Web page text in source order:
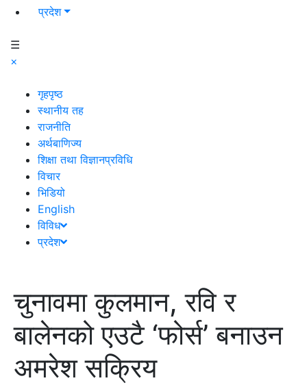
प्रदेश
☰
×
गृहपृष्ठ
स्थानीय तह
राजनीति
अर्थबाणिज्य
शिक्षा तथा विज्ञानप्रविधि
विचार
भिडियो
English
विविध
प्रदेश
चुनावमा कुलमान, रवि र
बालेनको एउटै ‘फोर्स’ बनाउन
अमरेश सक्रिय